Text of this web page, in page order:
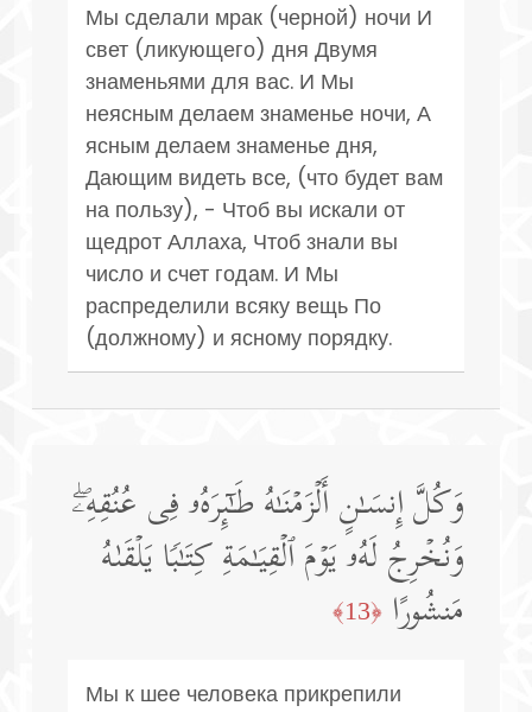
Мы сделали мрак (черной) ночи И
свет (ликующего) дня Двумя
знаменьями для вас. И Мы
неясным делаем знаменье ночи, А
ясным делаем знаменье дня,
Дающим видеть все, (что будет вам
на пользу), - Чтоб вы искали от
щедрот Аллаха, Чтоб знали вы
число и счет годам. И Мы
распределили всяку вещь По
(должному) и ясному порядку.
وَكُلَّ إِنسَـٰنٍ أَلۡزَمۡنَـٰهُ طَـٰۤىِٕرَهُۥ فِی عُنُقِهِۦۖ
وَنُخۡرِجُ لَهُۥ یَوۡمَ ٱلۡقِیَـٰمَةِ كِتَـٰبࣰا یَلۡقَىٰهُ
مَنشُورًا ﴿13﴾
Мы к шее человека прикрепили